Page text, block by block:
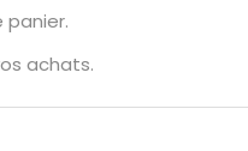
panier.
achats.